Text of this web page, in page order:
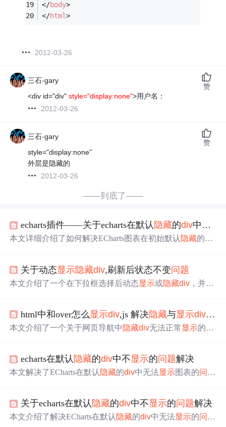
</body>
</html>
2012-03-26
三石-gary
<div id="div"style="display:none">用户名：
2012-03-26
赞
三石-gary
style="display:none"
外层是隐藏的
2012-03-26
赞
——到底了——
echarts插件——关于echarts在默认 隐藏的div中不
本文详细介绍了如何解决ECharts图表在初始默认 隐藏的div
实例的resize方法。
关于动态显示隐藏div,刷新后状态不变问题
本文介绍了一个在下拉框选择后动态显示或隐藏div ，并在
代码示例中提到了将div显示与否与下拉框选择的值关联，
并建议根据需求调整默认隐藏div的逻辑。
html中和over怎么 显示div,js 解决隐藏与显示div的
本文介绍了一个关于网页导航中 隐藏div无法正常 显示的问
echarts在默认 隐藏的div中不显示的问题解决
本文解决了ECharts在默认 隐藏的div中无法显示图表的问题
关于echarts在默认 隐藏的div中不显示的问题解决
本文介绍了解决ECharts在默认 隐藏的div中无法显示的问题